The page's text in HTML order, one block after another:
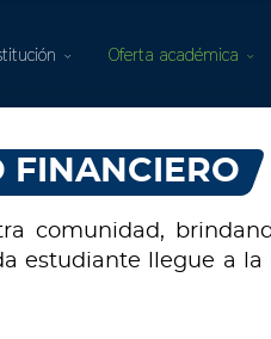
Oferta académica
FINANCIERO
comunidad,
estudiante llegue a